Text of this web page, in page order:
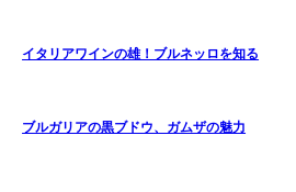
イタリアワインの雄！ブルネッロを知る
ブルガリアの黒ブドウ、ガムザの魅力